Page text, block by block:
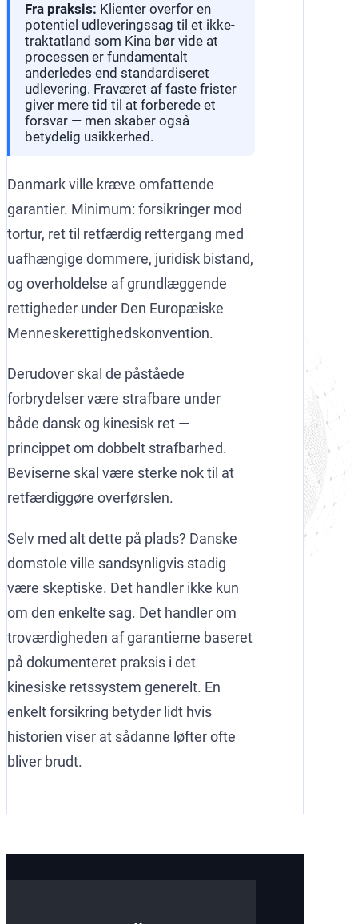
Fra praksis: Klienter overfor en
potentiel udleveringssag til et ikke-
traktatland som Kina bør vide at
processen er fundamentalt
anderledes end standardiseret
udlevering. Fraværet af faste frister
giver mere tid til at forberede et
forsvar — men skaber også
betydelig usikkerhed.
Danmark ville kræve omfattende
garantier. Minimum: forsikringer mod
tortur, ret til retfærdig rettergang med
uafhængige dommere, juridisk bistand,
og overholdelse af grundlæggende
rettigheder under Den Europæiske
Menneskerettighedskonvention.
Derudover skal de påståede
forbrydelser være strafbare under
både dansk og kinesisk ret —
princippet om dobbelt strafbarhed.
Beviserne skal være sterke nok til at
retfærdiggøre overførslen.
Selv med alt dette på plads? Danske
domstole ville sandsynligvis stadig
være skeptiske. Det handler ikke kun
om den enkelte sag. Det handler om
troværdigheden af garantierne baseret
på dokumenteret praksis i det
kinesiske retssystem generelt. En
enkelt forsikring betyder lidt hvis
historien viser at sådanne løfter ofte
bliver brudt.